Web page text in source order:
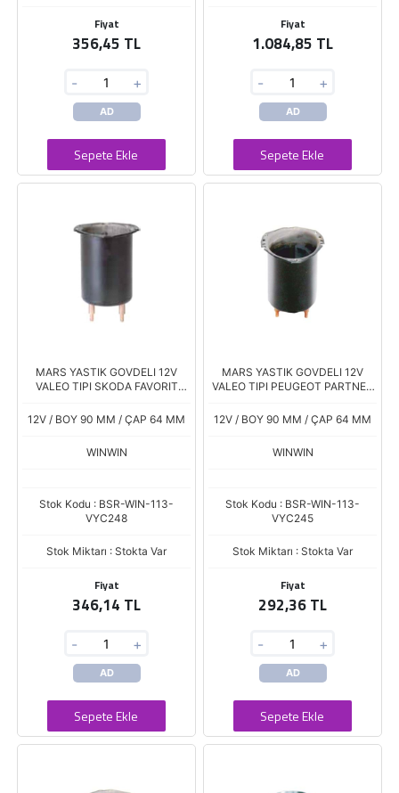
Fiyat
356,45 TL
- +
AD
Sepete Ekle
Fiyat
1.084,85 TL
- +
AD
Sepete Ekle
MARS YASTIK GOVDELI 12V
VALEO TIPI SKODA FAVORIT
12V / BOY 90 MM / ÇAP 64 MM
WINWIN
Stok Kodu : BSR-WIN-113-
VYC248
Stok Miktarı : Stokta Var
Fiyat
346,14 TL
- +
AD
Sepete Ekle
MARS YASTIK GOVDELI 12V
VALEO TIPI PEUGEOT PARTNER
12V / BOY 90 MM / ÇAP 64 MM
WINWIN
Stok Kodu : BSR-WIN-113-
VYC245
Stok Miktarı : Stokta Var
Fiyat
292,36 TL
- +
AD
Sepete Ekle